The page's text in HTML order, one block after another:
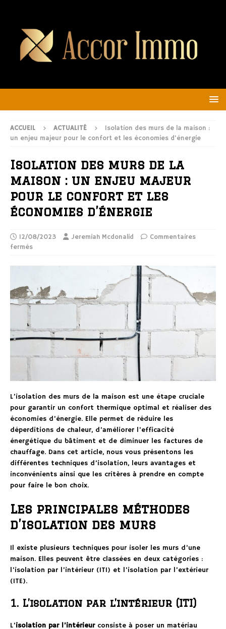
ACCUEIL ACTUALITÉ
Isolation des murs de la maison :
un enjeu majeur pour le confort et les économies d’énergie
Isolation des murs de la
maison : un enjeu majeur
pour le confort et les
économies d’énergie
12/08/2023 Jeremiah Mcdonalid
Commentaires
fermés
L’isolation des murs de la maison est une étape cruciale
pour garantir un confort thermique optimal et réaliser des
économies d’énergie. Elle permet de réduire les
déperditions de chaleur, d’améliorer l’efficacité
énergétique du bâtiment et de diminuer les factures de
chauffage. Dans cet article, nous vous présentons les
différentes techniques d’isolation, leurs avantages et
inconvénients ainsi que les critères à prendre en compte
pour faire le bon choix.
Les principales méthodes
d’isolation des murs
Il existe plusieurs techniques pour isoler les murs d’une
maison. Elles peuvent être classées en deux catégories :
l’isolation par l’intérieur (ITI) et l’isolation par l’extérieur
(ITE).
1. L’isolation par l’intérieur (ITI)
L’isolation par l’intérieurconsiste à poser un matériau